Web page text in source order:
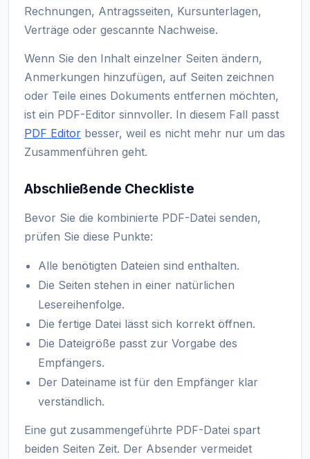
Rechnungen, Antragsseiten, Kursunterlagen,
Verträge oder gescannte Nachweise.
Wenn Sie den Inhalt einzelner Seiten ändern,
Anmerkungen hinzufügen, auf Seiten zeichnen
oder Teile eines Dokuments entfernen möchten,
ist ein PDF-Editor sinnvoller. In diesem Fall passt
PDF Editor besser, weil es nicht mehr nur um das
Zusammenführen geht.
Abschließende Checkliste
Bevor Sie die kombinierte PDF-Datei senden,
prüfen Sie diese Punkte:
Alle benötigten Dateien sind enthalten.
Die Seiten stehen in einer natürlichen
Lesereihenfolge.
Die fertige Datei lässt sich korrekt öffnen.
Die Dateigröße passt zur Vorgabe des
Empfängers.
Der Dateiname ist für den Empfänger klar
verständlich.
Eine gut zusammengeführte PDF-Datei spart
beiden Seiten Zeit. Der Absender vermeidet